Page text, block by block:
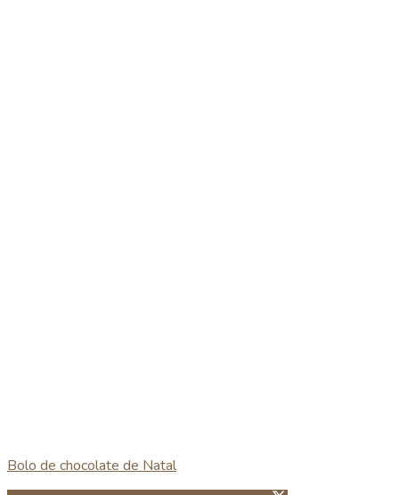
Bolo de chocolate de Natal